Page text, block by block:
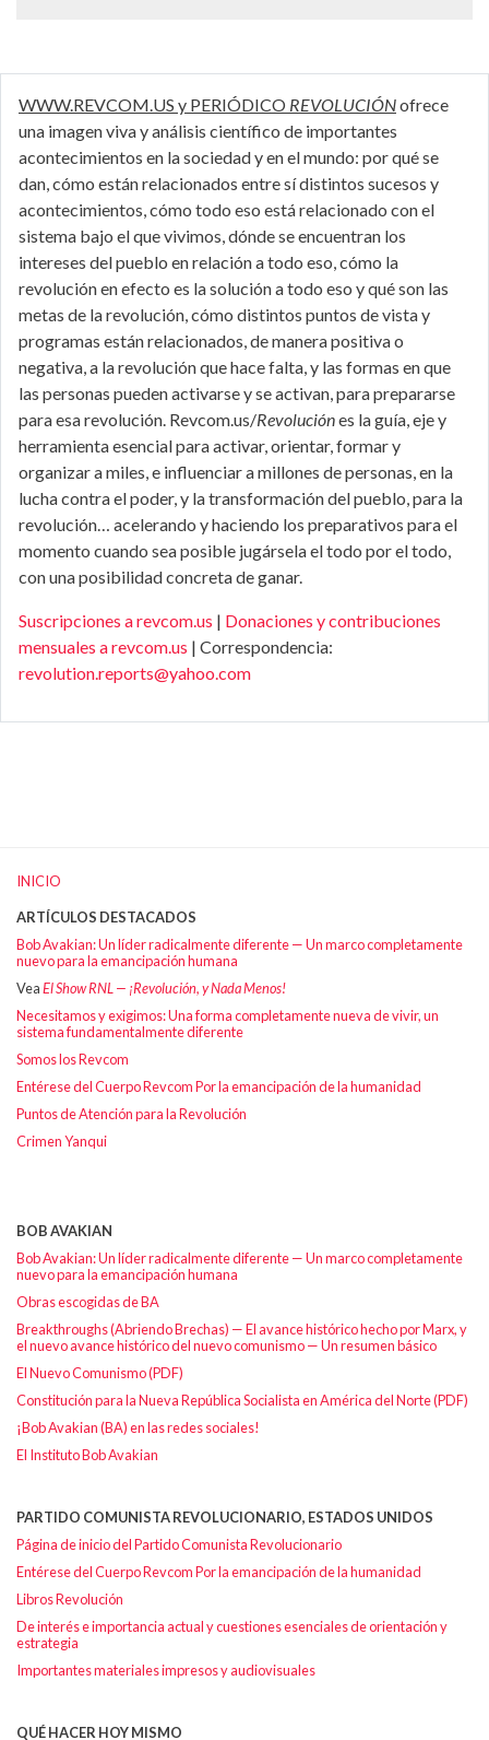
WWW.REVCOM.US y PERIÓDICO REVOLUCIÓNofrece
una imagen viva y análisis científico de importantes
acontecimientos en la sociedad y en el mundo: por qué se
dan, cómo están relacionados entre sí distintos sucesos y
acontecimientos, cómo todo eso está relacionado con el
sistema bajo el que vivimos, dónde se encuentran los
intereses del pueblo en relación a todo eso, cómo la
revolución en efecto es la solución a todo eso y qué son las
metas de la revolución, cómo distintos puntos de vista y
programas están relacionados, de manera positiva o
negativa, a la revolución que hace falta, y las formas en que
las personas pueden activarse y se activan, para prepararse
para esa revolución. Revcom.us/Revoluciónes la guía, eje y
herramienta esencial para activar, orientar, formar y
organizar a miles, e influenciar a millones de personas, en la
lucha contra el poder, y la transformación del pueblo, para la
revolución… acelerando y haciendo los preparativos para el
momento cuando sea posible jugársela el todo por el todo,
con una posibilidad concreta de ganar.
Suscripciones a revcom.us | Donaciones y contribuciones
mensuales a revcom.us | Correspondencia:
revolution.reports@yahoo.com
INICIO
ARTÍCULOS DESTACADOS
Bob Avakian: Un líder radicalmente diferente — Un marco completamente
nuevo para la emancipación humana
VeaEl Show RNL — ¡Revolución, y Nada Menos!
Necesitamos y exigimos: Una forma completamente nueva de vivir, un
sistema fundamentalmente diferente
Somos los Revcom
Entérese del Cuerpo Revcom Por la emancipación de la humanidad
Puntos de Atención para la Revolución
Crimen Yanqui
BOB AVAKIAN
Bob Avakian: Un líder radicalmente diferente — Un marco completamente
nuevo para la emancipación humana
Obras escogidas de BA
Breakthroughs (Abriendo Brechas) — El avance histórico hecho por Marx, y
el nuevo avance histórico del nuevo comunismo — Un resumen básico
El Nuevo Comunismo (PDF)
Constitución para la Nueva República Socialista en América del Norte (PDF)
¡Bob Avakian (BA) en las redes sociales!
El Instituto Bob Avakian
PARTIDO COMUNISTA REVOLUCIONARIO, ESTADOS UNIDOS
Página de inicio del Partido Comunista Revolucionario
Entérese del Cuerpo Revcom Por la emancipación de la humanidad
Libros Revolución
De interés e importancia actual y cuestiones esenciales de orientación y
estrategia
Importantes materiales impresos y audiovisuales
QUÉ HACER HOY MISMO